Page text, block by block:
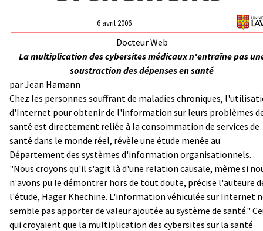
6 avril 2006
Docteur Web
La multiplication des cybersites médicaux n'entraîne pas
soustraction des dépenses en santé
parJean Hamann
Chez les personnes souffrant de maladies chroniques,
d'Internet pour obtenir de l'information sur leurs problèmes
santé est directement reliée à la consommation de services de
santé dans le monde réel, révèle une étude menée au
Département des systèmes d'information organisationnels.
"Nous croyons qu'il s'agit là d'une relation causale, même si
n'avons pu le démontrer hors de tout doute, précise l'auteure
l'étude, Hager Khechine. L'information véhiculée sur Internet
semble pas apporter de valeur ajoutée au système de santé."
qui croyaient que la multiplication des cybersites sur la santé